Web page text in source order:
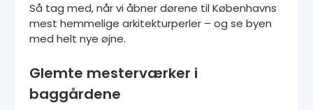
Så tag med, når vi åbner dørene til Københavns
mest hemmelige arkitekturperler – og se byen
med helt nye øjne.
Glemte mesterværker i
baggårdene